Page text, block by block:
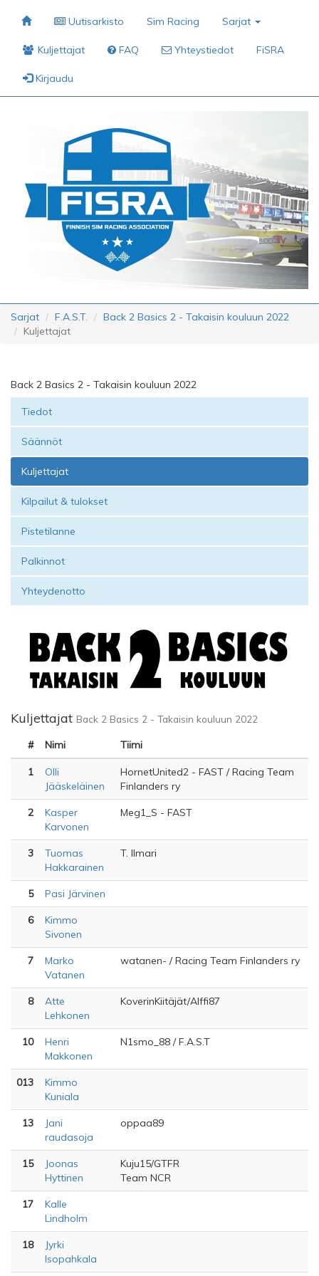
Uutisarkisto Sim Racing Sarjat
Kuljettajat FAQ Yhteystiedot FiSRA
Kirjaudu
Sarjat F.A.S.T.
Back 2 Basics 2 - Takaisin kouluun 2022
Kuljettajat
Back 2 Basics 2 - Takaisin kouluun 2022
Tiedot
Säännöt
Kuljettajat
Kilpailut & tulokset
Pistetilanne
Palkinnot
Yhteydenotto
Kuljettajat Back 2 Basics 2 - Takaisin kouluun 2022
# Nimi Tiimi
1
Olli
Jääskeläinen
HornetUnited2 - FAST / Racing Team
Finlanders ry
2
Kasper
Karvonen
Meg1_S - FAST
3
Tuomas
Hakkarainen
T. Ilmari
5 Pasi Järvinen
6
Kimmo
Sivonen
7
Marko
Vatanen
watanen- / Racing Team Finlanders ry
8
Atte
Lehkonen
KoverinKiitäjät/Alffi87
10
Henri
Makkonen
N1smo_88 / F.A.S.T
013
Kimmo
Kuniala
13
Jani
raudasoja
oppaa89
15
Joonas
Hyttinen
Kuju15/GTFR
Team NCR
17
Kalle
Lindholm
18
Jyrki
Isopahkala